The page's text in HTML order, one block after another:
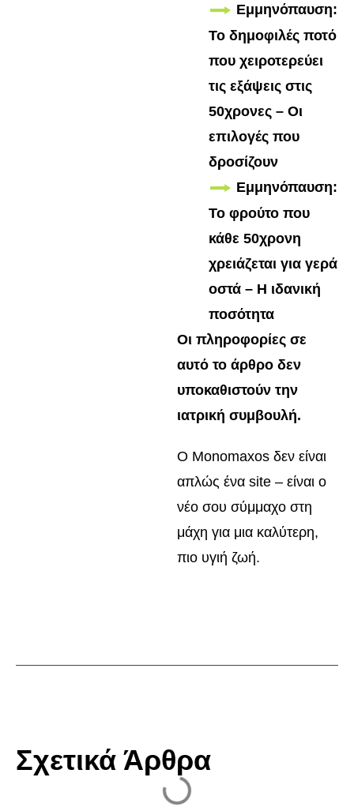
Εμμηνόπαυση:
Το δημοφιλές ποτό
που χειροτερεύει
τις εξάψεις στις
50χρονες – Οι
επιλογές που
δροσίζουν
Εμμηνόπαυση:
Το φρούτο που
κάθε 50χρονη
χρειάζεται για γερά
οστά – Η ιδανική
ποσότητα
Οι πληροφορίες σε
αυτό το άρθρο δεν
υποκαθιστούν την
ιατρική συμβουλή.
Ο Monomaxos δεν είναι
απλώς ένα site – είναι ο
νέο σου σύμμαχο στη
μάχη για μια καλύτερη,
πιο υγιή ζωή.
Σχετικά Άρθρα